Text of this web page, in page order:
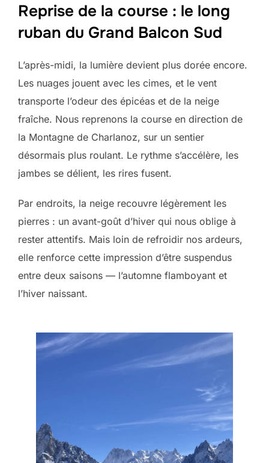
Reprise de la course : le long
ruban du Grand Balcon Sud
L’après-midi, la lumière devient plus dorée encore.
Les nuages jouent avec les cimes, et le vent
transporte l’odeur des épicéas et de la neige
fraîche. Nous reprenons la course en direction de
la Montagne de Charlanoz, sur un sentier
désormais plus roulant. Le rythme s’accélère, les
jambes se délient, les rires fusent.
Par endroits, la neige recouvre légèrement les
pierres : un avant-goût d’hiver qui nous oblige à
rester attentifs. Mais loin de refroidir nos ardeurs,
elle renforce cette impression d’être suspendus
entre deux saisons — l’automne flamboyant et
l’hiver naissant.